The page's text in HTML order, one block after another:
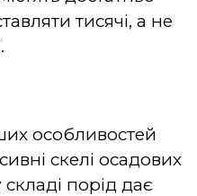
тисячі, а не
особливостей
скелі осадових
порід дає